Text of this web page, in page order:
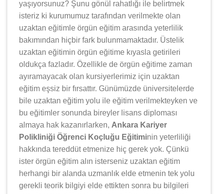
yaşıyorsunuz? Şunu gönül rahatlığı ile belirtmek
isteriz ki kurumumuz tarafından verilmekte olan
uzaktan eğitimle örgün eğitim arasında yeterlilik
bakımından hiçbir fark bulunmamaktadır. Üstelik
uzaktan eğitimin örgün eğitime kıyasla getirileri
oldukça fazladır. Özellikle de örgün eğitime zaman
ayıramayacak olan kursiyerlerimiz için uzaktan
eğitim eşsiz bir fırsattır. Günümüzde üniversitelerde
bile uzaktan eğitim yolu ile eğitim verilmekteyken ve
bu eğitimler sonunda bireyler lisans diploması
almaya hak kazanırlarken, Ankara Kariyer
Polikliniği Öğrenci Koçluğu Eğitiminin yeterliliği
hakkında tereddüt etmenize hiç gerek yok. Çünkü
ister örgün eğitim alın isterseniz uzaktan eğitim
herhangi bir alanda uzmanlık elde etmenin tek yolu
gerekli teorik bilgiyi elde ettikten sonra bu bilgileri